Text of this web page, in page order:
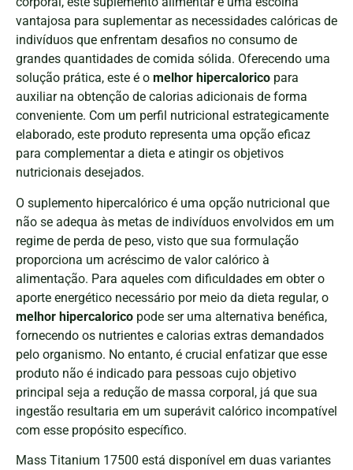
vantajosa para suplementar as necessidades calóricas de
indivíduos que enfrentam desafios no consumo de
grandes quantidades de comida sólida. Oferecendo uma
solução prática, este é o melhor hipercalorico para
auxiliar na obtenção de calorias adicionais de forma
conveniente. Com um perfil nutricional estrategicamente
elaborado, este produto representa uma opção eficaz
para complementar a dieta e atingir os objetivos
nutricionais desejados.
O suplemento hipercalórico é uma opção nutricional que
não se adequa às metas de indivíduos envolvidos em um
regime de perda de peso, visto que sua formulação
proporciona um acréscimo de valor calórico à
alimentação. Para aqueles com dificuldades em obter o
aporte energético necessário por meio da dieta regular, o
melhor hipercalorico pode ser uma alternativa benéfica,
fornecendo os nutrientes e calorias extras demandados
pelo organismo. No entanto, é crucial enfatizar que esse
produto não é indicado para pessoas cujo objetivo
principal seja a redução de massa corporal, já que sua
ingestão resultaria em um superávit calórico incompatível
com esse propósito específico.
Mass Titanium 17500 está disponível em duas variantes